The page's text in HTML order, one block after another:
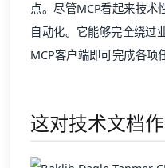
点。尽管MCP看起来技术
自动化。它能够完全绕过
MCP客户端即可完成各项
这对技术文档